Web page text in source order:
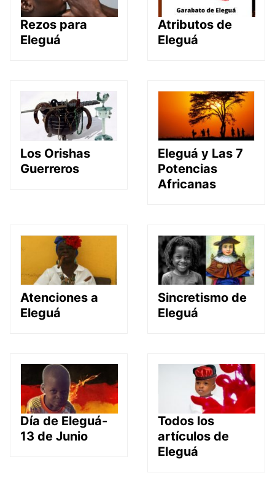
Rezos para
Eleguá
Atributos de
Eleguá
Los Orishas
Guerreros
Eleguá y Las 7
Potencias
Africanas
Atenciones a
Eleguá
Sincretismo de
Eleguá
Día de Eleguá-
13 de Junio
Todos los
artículos de
Eleguá